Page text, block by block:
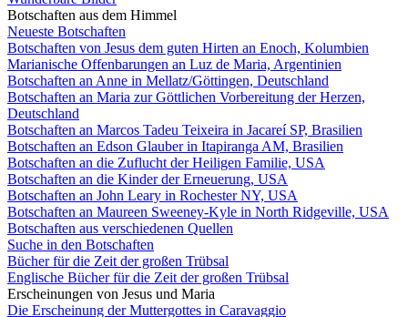
Botschaften aus dem Himmel
Neueste Botschaften
Botschaften von Jesus dem guten Hirten an Enoch, Kolumbien
Marianische Offenbarungen an Luz de Maria, Argentinien
Botschaften an Anne in Mellatz/Göttingen, Deutschland
Botschaften an Maria zur Göttlichen Vorbereitung der Herzen,
Deutschland
Botschaften an Marcos Tadeu Teixeira in Jacareí SP, Brasilien
Botschaften an Edson Glauber in Itapiranga AM, Brasilien
Botschaften an die Zuflucht der Heiligen Familie, USA
Botschaften an die Kinder der Erneuerung, USA
Botschaften an John Leary in Rochester NY, USA
Botschaften an Maureen Sweeney-Kyle in North Ridgeville, USA
Botschaften aus verschiedenen Quellen
Suche in den Botschaften
Bücher für die Zeit der großen Trübsal
Englische Bücher für die Zeit der großen Trübsal
Erscheinungen von Jesus und Maria
Die Erscheinung der Muttergottes in Caravaggio